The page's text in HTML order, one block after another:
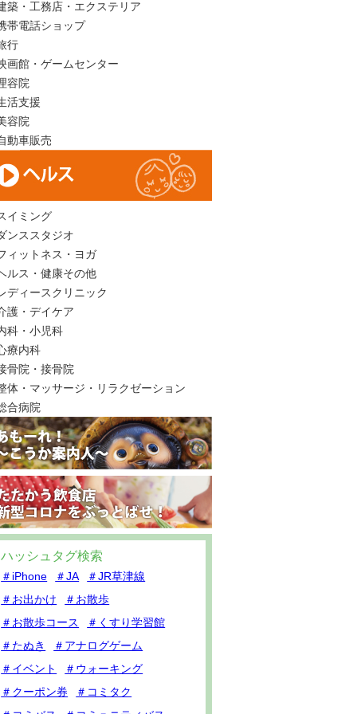
築・工務店・エクステリア
帯電話ショップ
行
画館・ゲームセンター
容院
活支援
容院
動車販売
イミング
ンススタジオ
ィットネス・ヨガ
ルス・健康その他
ディースクリニック
護・デイケア
科・小児科
療内科
骨院・接骨院
体・マッサージ・リラクゼーション
合病院
ハッシュタグ検索
＃iPhone ＃JA
＃JR草津線
＃お出かけ
＃お散歩
＃お散歩コース
＃くすり学習館
＃たぬき
＃アナログゲーム
＃イベント
＃ウォーキング
＃クーポン券
＃コミタク